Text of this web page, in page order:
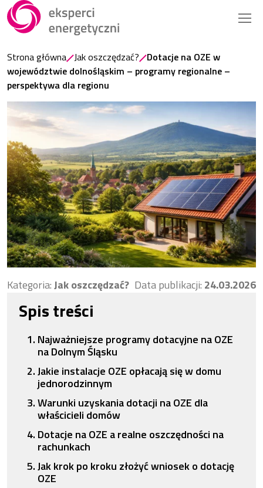
Strona główna Jak oszczędzać?
Dotacje na OZE w
województwie dolnośląskim – programy regionalne –
perspektywa dla regionu
Kategoria:Jak oszczędzać? Data publikacji: 24.03.2026
Spis treści
Najważniejsze programy dotacyjne na OZE
na Dolnym Śląsku
Jakie instalacje OZE opłacają się w domu
jednorodzinnym
Warunki uzyskania dotacji na OZE dla
właścicieli domów
Dotacje na OZE a realne oszczędności na
rachunkach
Jak krok po kroku złożyć wniosek o dotację
OZE